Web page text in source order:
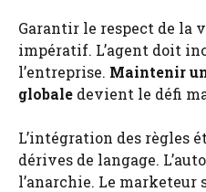
Garantir le respect de la
impératif. L’agent doit
l’entreprise. Maintenir
globale devient le défi
L’intégration des règles
dérives de langage.
l’anarchie. Le marketeur